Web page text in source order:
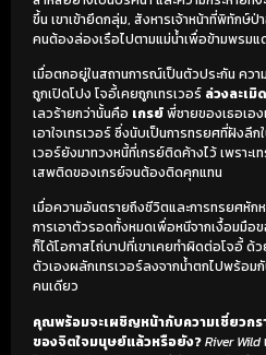
ขึ้น เขาเข้ายึดกลุ่ม, สังหารเจ้าหน้าที่พิทักษ์
คนต้องล่องเรือไปตามแม่น้ำเพื่อข้ามพรมแ
เมื่อตกอยู่ในสถานการณ์เป็นตัวประกัน ควา
ถูกเปิดโปง โจอี้เคยถูกเทรเวอร์ ล่วงละเมิ
เลวร้ายกว่านั้นคือ เกรย์พี่ชายของเธอเอ
เอาใจเทรเวอร์ ซึ่งนับเป็นการทรยศที่ฝังลึ
เวอร์ยังมาทวงหนี้ที่เกรย์ติดค้างไว้ เพราะ
เสพติดของเกรย์จนต้องติดคุกแทน
เมื่อความอันตรายถึงชีวิตและการทรยศหักห
การเอาตัวรอดทั้งหมดเพื่อหนีจากเงื้อมมือ
ก็ได้โอกาสไถ่บาปที่เขาเคยทำผิดต่อโจอี้ ด้
ตัวเองผลักเทรเวอร์ลงจากน้ำตกไปพร้อม
คนเดียว
คุณพร้อมจะเผชิญหน้ากับความเชี่ยวกร
ของจิตใจมนุษย์แล้วหรือยัง?River Wild